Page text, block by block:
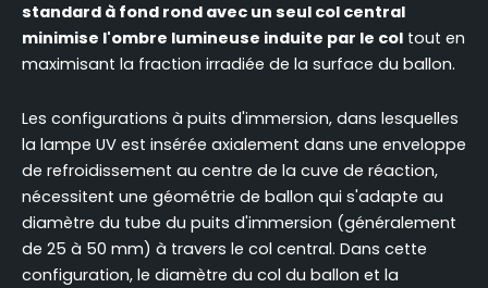
standard à fond rond avec un seul col central
minimise l'ombre lumineuse induite par le col tout en
maximisant la fraction irradiée de la surface du ballon.
Les configurations à puits d'immersion, dans lesquelles
la lampe UV est insérée axialement dans une enveloppe
de refroidissement au centre de la cuve de réaction,
nécessitent une géométrie de ballon qui s'adapte au
diamètre du tube du puits d'immersion (généralement
de 25 à 50 mm) à travers le col central. Dans cette
configuration, le diamètre du col du ballon et la